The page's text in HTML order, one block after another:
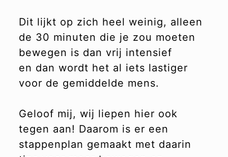
Dit lijkt op zich heel weinig, alleen
de 30 minuten die je zou moeten
bewegen is dan vrij intensief
en dan wordt het al iets lastiger
voor de gemiddelde mens.
Geloof mij, wij liepen hier ook
tegen aan! Daarom is er een
stappenplan gemaakt met daarin